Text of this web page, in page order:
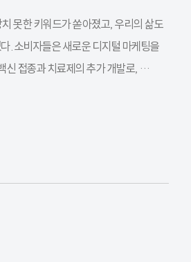
못한 키워드가 쏟아졌고, 우리의 삶도
. 소비자들은 새로운 디지털 마케팅을
신 접종과 치료제의 추가 개발로, …